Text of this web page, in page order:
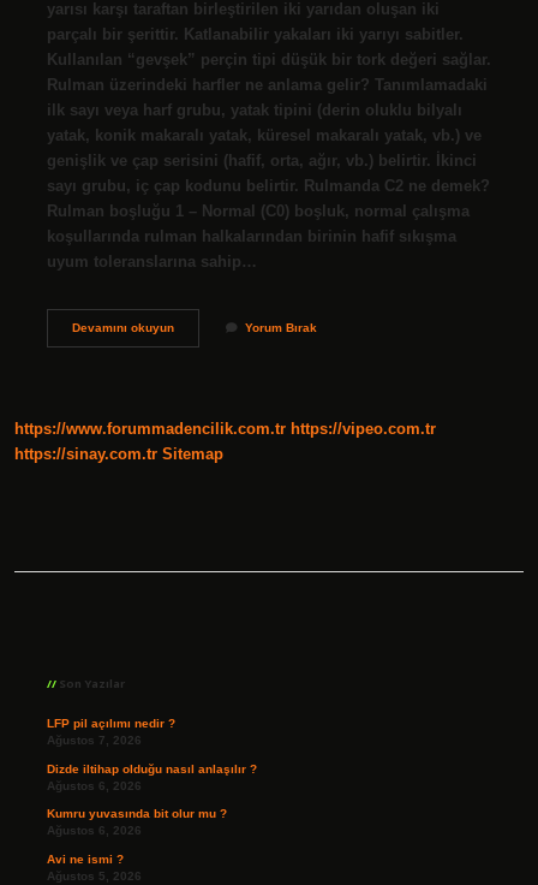
yarısı karşı taraftan birleştirilen iki yarıdan oluşan iki
parçalı bir şerittir. Katlanabilir yakaları iki yarıyı sabitler.
Kullanılan “gevşek” perçin tipi düşük bir tork değeri sağlar.
Rulman üzerindeki harfler ne anlama gelir? Tanımlamadaki
ilk sayı veya harf grubu, yatak tipini (derin oluklu bilyalı
yatak, konik makaralı yatak, küresel makaralı yatak, vb.) ve
genişlik ve çap serisini (hafif, orta, ağır, vb.) belirtir. İkinci
sayı grubu, iç çap kodunu belirtir. Rulmanda C2 ne demek?
Rulman boşluğu 1 – Normal (C0) boşluk, normal çalışma
koşullarında rulman halkalarından birinin hafif sıkışma
uyum toleranslarına sahip…
Devamını okuyunRulmanda
Yorum Bırak
https://www.forummadencilik.com.tr https://vipeo.com.tr
https://sinay.com.tr Sitemap
Son Yazılar
LFP pil açılımı nedir ?
Ağustos 7, 2026
Dizde iltihap olduğu nasıl anlaşılır ?
Ağustos 6, 2026
Kumru yuvasında bit olur mu ?
Ağustos 6, 2026
Avi ne ismi ?
Ağustos 5, 2026